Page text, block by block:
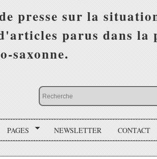
presse sur la
parus dans la
saxonne.
PAGES NEWSLETTER CONTACT